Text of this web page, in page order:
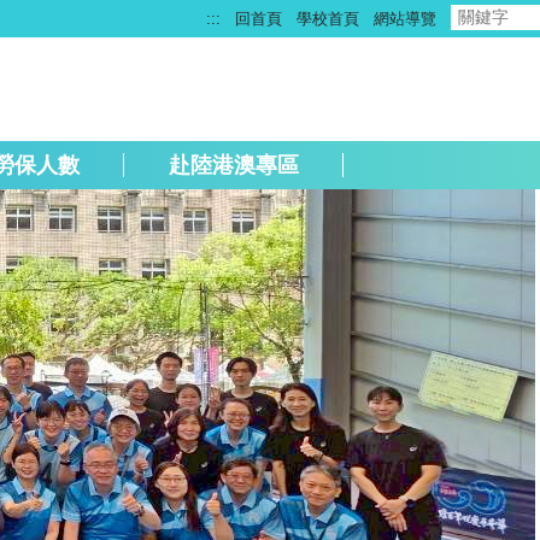
::: 回首頁 學校首頁 網站導覽
保人數 赴陸港澳專區